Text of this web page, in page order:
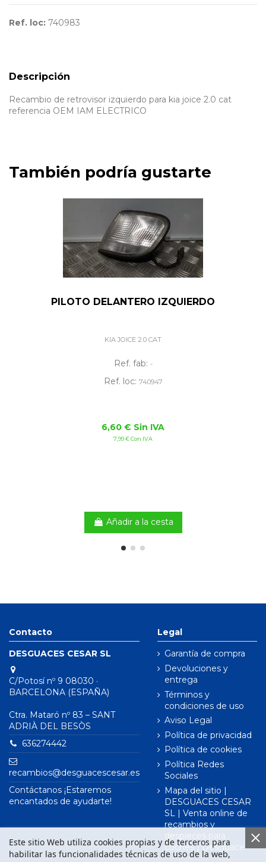
Ref. loc: 740983
Descripción
Recambio de retrovisor izquierdo para kia joice 2.0 cat
referencia OEM IAM ELECTRICO
También podría gustarte
PILOTO DELANTERO IZQUIERDO
KIA JOICE 2.0 CAT
Ref. fab: -
Ref. loc: 740947
6,60 € Sin IVA
7,99 € Con IVA
Añadir a la cesta
Contacto
DESGUACES CESAR SL
C/Potosí nº 9 08030 ·
BARCELONA (ESPAÑA)
Ctra. Mataró nº 83 – SANT
ADRIÀ DEL BESÒS
636274442
recambios@desguacescesar.es
Contáctanos ¡Estaremos
encantados de ayudarte!
Legal
Garantía de compra
Devoluciones y
entrega
Términos y
condiciones de uso
Aviso Legal
Política de privacidad
Política de cookies
Política Redes
Sociales
Mapa del sitio |
DESGUACES CESAR
SL | Venta online de
recambios y
despieces para
coches | Desguace
Este sitio Web utiliza cookies propias y de terceros para
habilitar las funcionalidades técnicas de uso de la web,